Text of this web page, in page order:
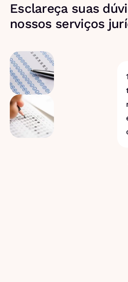
Esclareça suas
nossos serviços